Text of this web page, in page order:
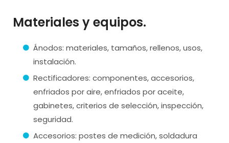
Materiales y equipos.
Ánodos: materiales, tamaños, rellenos, usos,
instalación.
Rectificadores: componentes, accesorios,
enfriados por aire, enfriados por aceite,
gabinetes, criterios de selección, inspección,
seguridad.
Accesorios: postes de medición, soldadura